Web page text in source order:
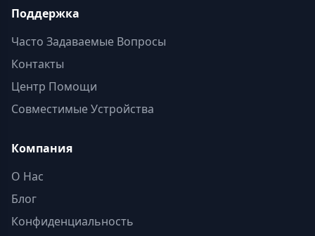
Поддержка
Часто Задаваемые Вопросы
Контакты
Центр Помощи
Совместимые Устройства
Компания
О Нас
Блог
Конфиденциальность